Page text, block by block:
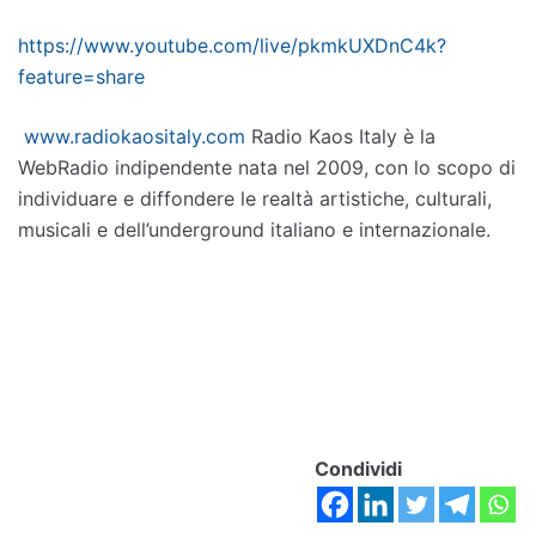
https://www.youtube.com/live/pkmkUXDnC4k?
feature=share
www.radiokaositaly.com Radio Kaos Italy è la
WebRadio indipendente nata nel 2009, con lo scopo di
individuare e diffondere le realtà artistiche, culturali,
musicali e dell’underground italiano e internazionale.
Condividi